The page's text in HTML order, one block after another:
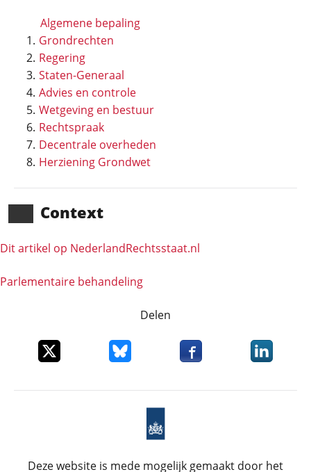
Algemene bepaling
Grondrechten
Regering
Staten-Generaal
Advies en controle
Wetgeving en bestuur
Rechtspraak
Decentrale overheden
Herziening Grondwet
Context
Dit artikel op NederlandRechts­staat.nl
Parlementaire behandeling
Delen
Deel dit item op XDeel dit item op Bluesky
Deel dit item opDeel dit
Deze website is mede mogelijk gemaakt door het